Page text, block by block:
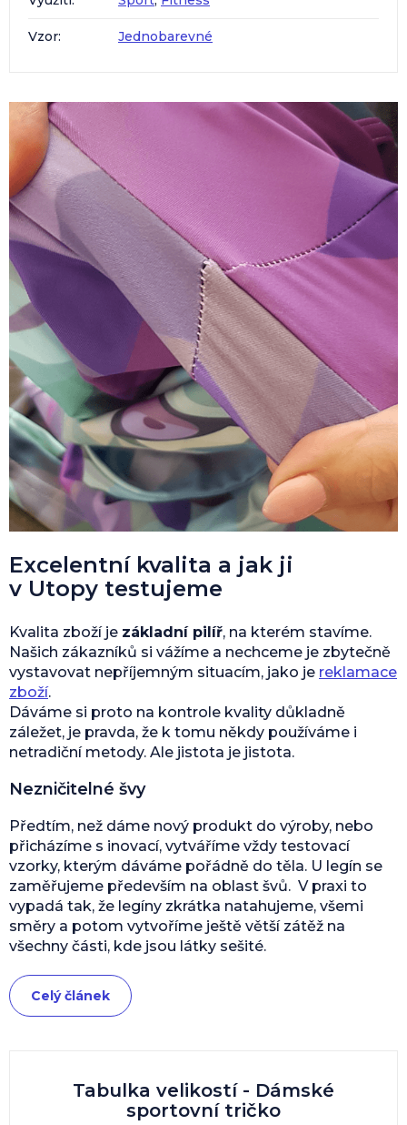
Vzor: Jednobarevné
Tabulka velikostí - Dámské
sportovní tričko
Excelentní kvalita a jak ji
v Utopy testujeme
Kvalita zboží je základní pilíř, na kterém stavíme.
Našich zákazníků si vážíme a nechceme je zbytečně
vystavovat nepříjemným situacím, jako je reklamace
zboží.
Dáváme si proto na kontrole kvality důkladně
záležet, je pravda, že k tomu někdy používáme i
netradiční metody. Ale jistota je jistota.
Nezničitelné švy
Předtím, než dáme nový produkt do výroby, nebo
přicházíme s inovací, vytváříme vždy testovací
vzorky, kterým dáváme pořádně do těla. U legín se
zaměřujeme především na oblast švů. V praxi to
vypadá tak, že legíny zkrátka natahujeme, všemi
směry a potom vytvoříme ještě větší zátěž na
všechny části, kde jsou látky sešité.
Celý článek